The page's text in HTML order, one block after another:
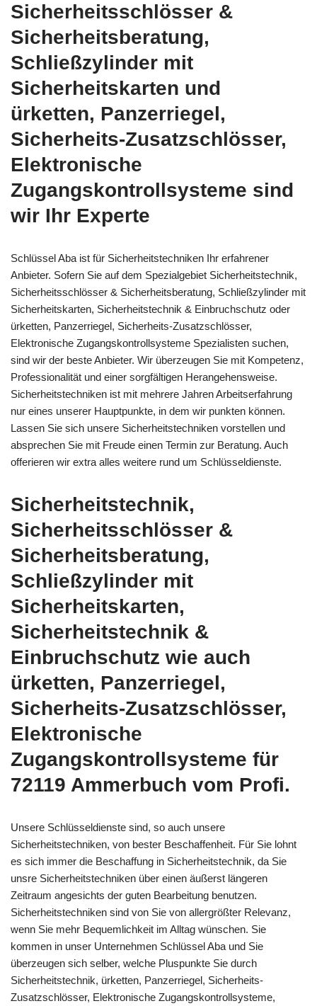
Sicherheitsschlösser &
Sicherheitsberatung,
Schließzylinder mit
Sicherheitskarten und
ürketten, Panzerriegel,
Sicherheits-Zusatzschlösser,
Elektronische
Zugangskontrollsysteme sind
wir Ihr Experte
Schlüssel Aba ist für Sicherheitstechniken Ihr erfahrener
Anbieter. Sofern Sie auf dem Spezialgebiet Sicherheitstechnik,
Sicherheitsschlösser & Sicherheitsberatung, Schließzylinder mit
Sicherheitskarten, Sicherheitstechnik & Einbruchschutz oder
ürketten, Panzerriegel, Sicherheits-Zusatzschlösser,
Elektronische Zugangskontrollsysteme Spezialisten suchen,
sind wir der beste Anbieter. Wir überzeugen Sie mit Kompetenz,
Professionalität und einer sorgfältigen Herangehensweise.
Sicherheitstechniken ist mit mehrere Jahren Arbeitserfahrung
nur eines unserer Hauptpunkte, in dem wir punkten können.
Lassen Sie sich unsere Sicherheitstechniken vorstellen und
absprechen Sie mit Freude einen Termin zur Beratung. Auch
offerieren wir extra alles weitere rund um Schlüsseldienste.
Sicherheitstechnik,
Sicherheitsschlösser &
Sicherheitsberatung,
Schließzylinder mit
Sicherheitskarten,
Sicherheitstechnik &
Einbruchschutz wie auch
ürketten, Panzerriegel,
Sicherheits-Zusatzschlösser,
Elektronische
Zugangskontrollsysteme für
72119 Ammerbuch vom Profi.
Unsere Schlüsseldienste sind, so auch unsere
Sicherheitstechniken, von bester Beschaffenheit. Für Sie lohnt
es sich immer die Beschaffung in Sicherheitstechnik, da Sie
unsre Sicherheitstechniken über einen äußerst längeren
Zeitraum angesichts der guten Bearbeitung benutzen.
Sicherheitstechniken sind von Sie von allergrößter Relevanz,
wenn Sie mehr Bequemlichkeit im Alltag wünschen. Sie
kommen in unser Unternehmen Schlüssel Aba und Sie
überzeugen sich selber, welche Pluspunkte Sie durch
Sicherheitstechnik, ürketten, Panzerriegel, Sicherheits-
Zusatzschlösser, Elektronische Zugangskontrollsysteme,